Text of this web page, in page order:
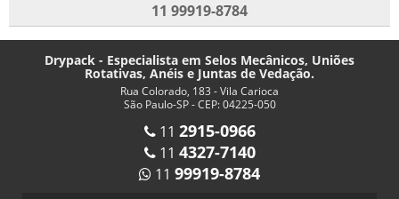
11 99919-8784
Drypack - Especialista em Selos Mecânicos, Uniões
Rotativas, Anéis e Juntas de Vedação.
Rua Colorado, 183 - Vila Carioca
São Paulo-SP - CEP: 04225-050
11 2915-0966
11 4327-7140
11 99919-8784